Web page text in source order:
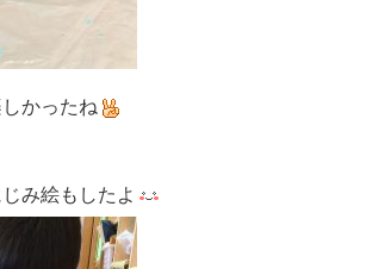
かったね
み絵もしたよ